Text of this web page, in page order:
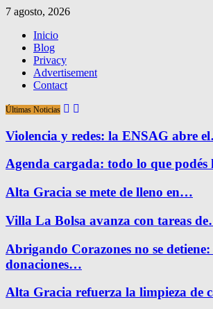
7 agosto, 2026
Inicio
Blog
Privacy
Advertisement
Contact
Últimas Noticias
Violencia y redes: la ENSAG abre
Agenda cargada: todo lo que
Alta Gracia se mete de lleno en…
Villa La Bolsa avanza con tareas
Abrigando Corazones no se detiene:
donaciones…
Alta Gracia refuerza la limpieza de